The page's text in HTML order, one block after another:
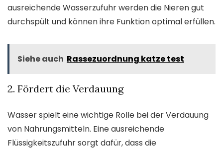
ausreichende Wasserzufuhr werden die Nieren gut
durchspült und können ihre Funktion optimal erfüllen.
Siehe auch Rassezuordnung katze test
2. Fördert die Verdauung
Wasser spielt eine wichtige Rolle bei der Verdauung
von Nahrungsmitteln. Eine ausreichende
Flüssigkeitszufuhr sorgt dafür, dass die